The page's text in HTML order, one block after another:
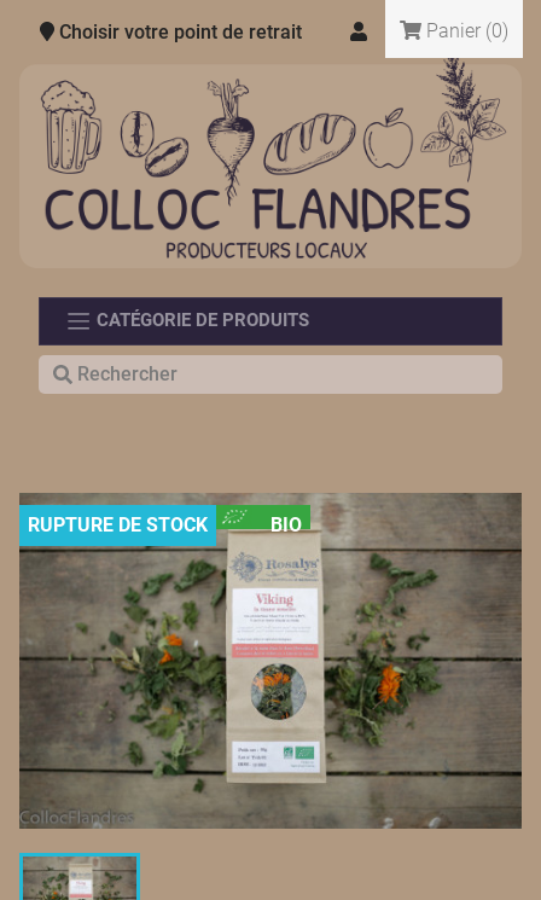
Choisir votre point de retrait Panier (0)
CATÉGORIE DE PRODUITS
RUPTURE DE STOCK BIO